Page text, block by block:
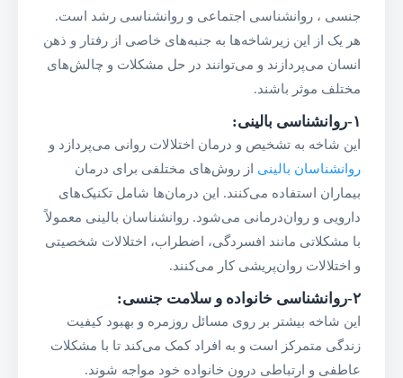
جنسی ، روانشناسی اجتماعی و روانشناسی رشد است.
هر یک از این زیرشاخه‌ها به جنبه‌های خاصی از رفتار و ذهن
انسان می‌پردازند و می‌توانند در حل مشکلات و چالش‌های
مختلف موثر باشند.
۱-روانشناسی بالینی :
این شاخه به تشخیص و درمان اختلالات روانی می‌پردازد و
روانشناسان بالینی از روش‌های مختلفی برای درمان
بیماران استفاده می‌کنند. این درمان‌ها شامل تکنیک‌های
دارویی و روان‌درمانی می‌شود. روانشناسان بالینی معمولاً
با مشکلاتی مانند افسردگی، اضطراب، اختلالات شخصیتی
و اختلالات روان‌پریشی کار می‌کنند.
۲-روانشناسی خانواده و سلامت جنسی:
این شاخه بیشتر بر روی مسائل روزمره و بهبود کیفیت
زندگی متمرکز است و به افراد کمک می‌کند تا با مشکلات
عاطفی و ارتباطی درون خانواده خود مواجه شوند.